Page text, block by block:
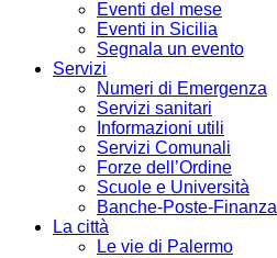
Eventi del mese
Eventi in Sicilia
Segnala un evento
Servizi
Numeri di Emergenza
Servizi sanitari
Informazioni utili
Servizi Comunali
Forze dell’Ordine
Scuole e Università
Banche-Poste-Finanza
La città
Le vie di Palermo